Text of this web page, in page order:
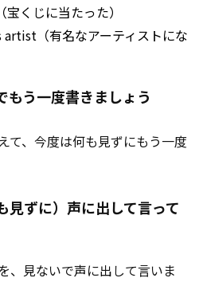
（宝くじに当たった）
（有名なアーティストにな
もう一度書きましょう
て、今度は何も見ずにもう一度
見ずに）声に出して言って
、見ないで声に出して言いま